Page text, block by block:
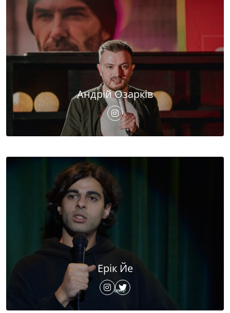
Андрій Озарків
Ерік Йе